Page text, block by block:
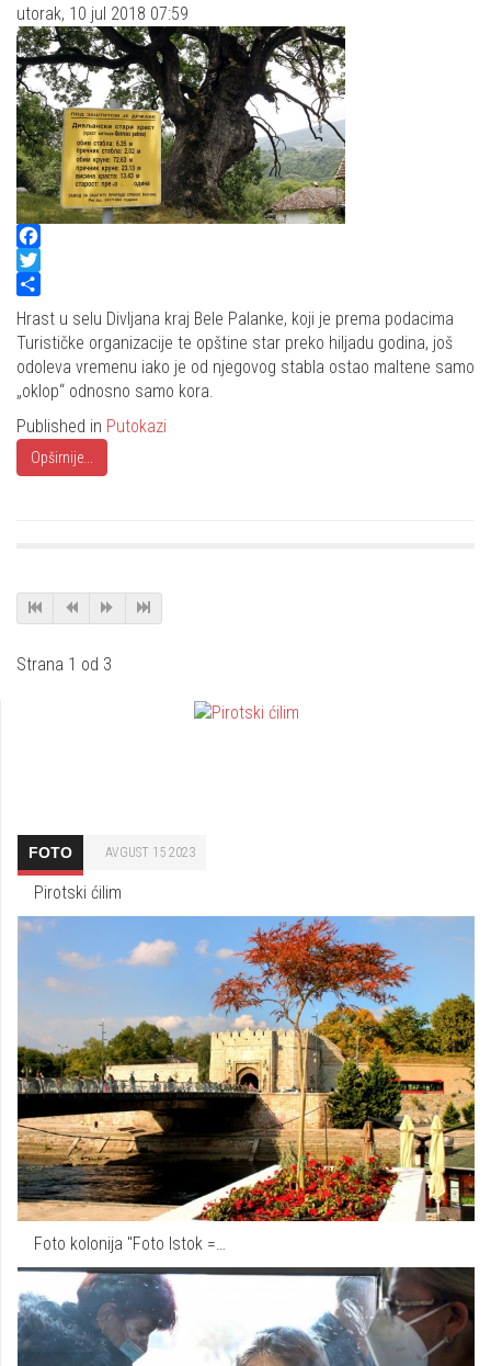
utorak, 10 jul 2018 07:59
Facebook
Twitter
Share
Hrast u selu Divljana kraj Bele Palanke, koji je prema podacima
Turističke organizacije te opštine star preko hiljadu godina, još
odoleva vremenu iako je od njegovog stabla ostao maltene samo
„oklop“ odnosno samo kora.
Published in Putokazi
Opširnije...
Strana 1 od 3
FOTO AVGUST 15 2023
Pirotski ćilim
Foto kolonija "Foto Istok =…